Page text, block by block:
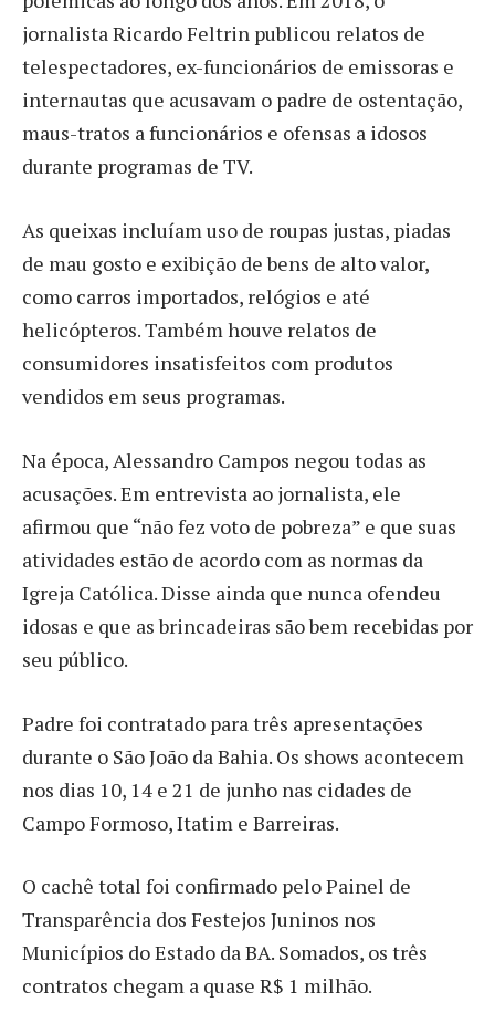
jornalista Ricardo Feltrin publicou relatos de
telespectadores, ex-funcionários de emissoras e
internautas que acusavam o padre de ostentação,
maus-tratos a funcionários e ofensas a idosos
durante programas de TV.
As queixas incluíam uso de roupas justas, piadas
de mau gosto e exibição de bens de alto valor,
como carros importados, relógios e até
helicópteros. Também houve relatos de
consumidores insatisfeitos com produtos
vendidos em seus programas.
Na época, Alessandro Campos negou todas as
acusações. Em entrevista ao jornalista, ele
afirmou que “não fez voto de pobreza” e que suas
atividades estão de acordo com as normas da
Igreja Católica. Disse ainda que nunca ofendeu
idosas e que as brincadeiras são bem recebidas por
seu público.
Padre foi contratado para três apresentações
durante o São João da Bahia. Os shows acontecem
nos dias 10, 14 e 21 de junho nas cidades de
Campo Formoso, Itatim e Barreiras.
O cachê total foi confirmado pelo Painel de
Transparência dos Festejos Juninos nos
Municípios do Estado da BA. Somados, os três
contratos chegam a quase R$ 1 milhão.